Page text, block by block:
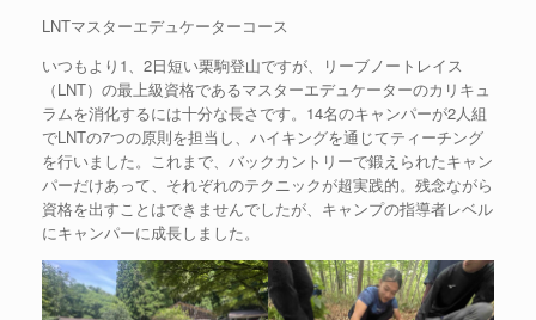
LNTマスターエデュケーターコース
いつもより1、2日短い栗駒登山ですが、リーブノートレイス
（LNT）の最上級資格であるマスターエデュケーターのカリキュ
ラムを消化するには十分な長さです。14名のキャンパーが2人組
でLNTの7つの原則を担当し、ハイキングを通じてティーチング
を行いました。これまで、バックカントリーで鍛えられたキャン
パーだけあって、それぞれのテクニックが超実践的。残念ながら
資格を出すことはできませんでしたが、キャンプの指導者レベル
にキャンパーに成長しました。